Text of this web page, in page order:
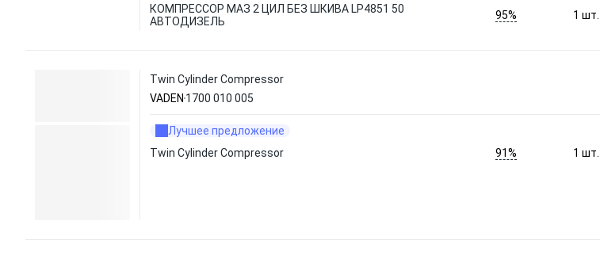
КОМПРЕССОР МАЗ 2 ЦИЛ БЕЗ ШКИВА LР4851 50
АВТОДИЗЕЛЬ
95% 1шт.
Twin Cylinder Compressor
VADEN 1700 010 005
Лучшее предложение
Twin Cylinder Compressor
91% 1шт.